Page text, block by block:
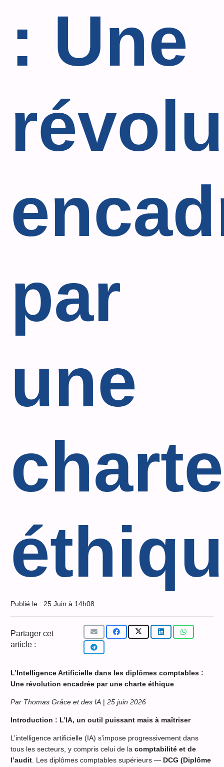
: Une
par
une
charte
Publié le : 25 Juin à 14h08
Partager cet
article :
L’Intelligence Artificielle dans les diplômes comptables :
Une révolution encadrée par une charte éthique
Par Thomas Grâce et des IA | 25 juin 2026
Introduction : L’IA, un outil puissant mais à maîtriser
L’intelligence artificielle (IA) s’impose progressivement dans
tous les secteurs, y compris celui de la comptabilité et de
l’audit. Les diplômes comptables supérieurs — DCG (Diplôme